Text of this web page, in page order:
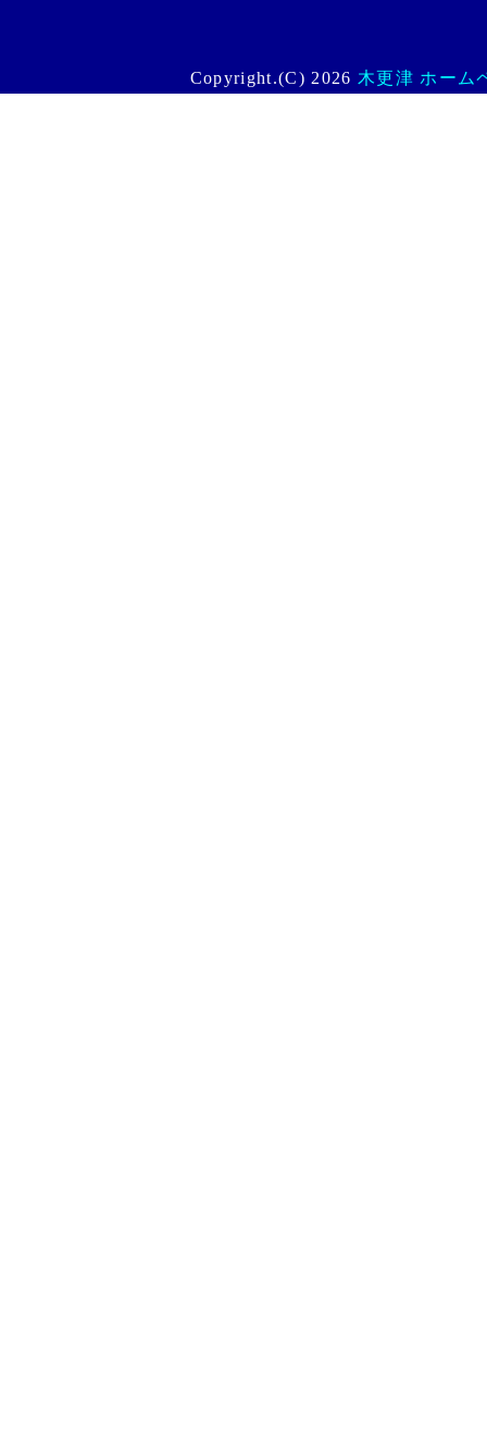
Copyright.(C) 2026 木更津 ホーム